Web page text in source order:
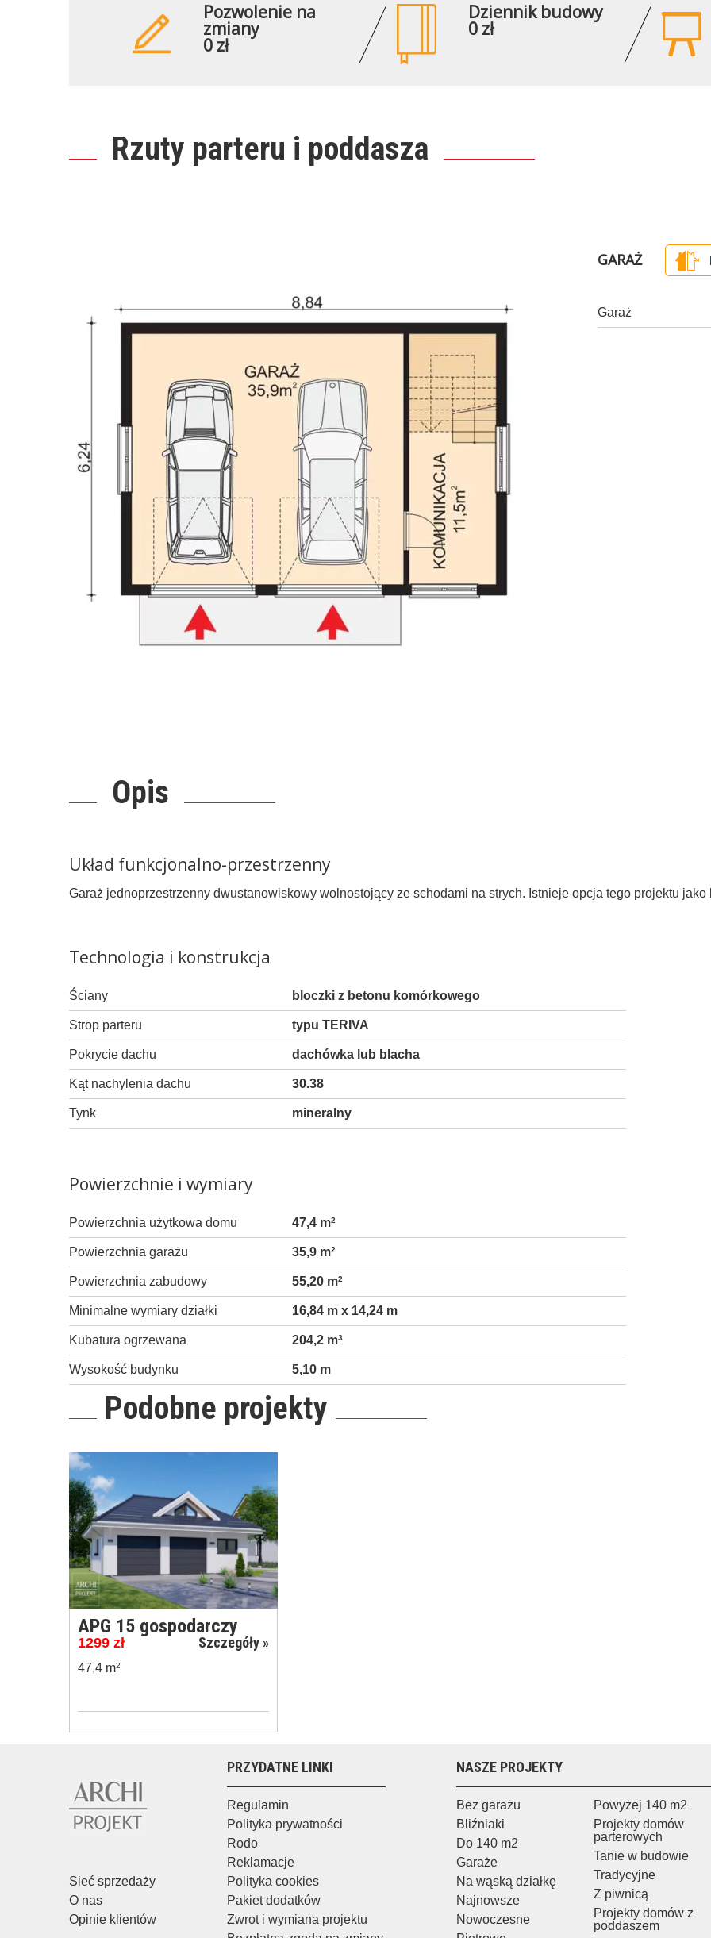
Pozwolenie na
zmiany
0 zł
Dziennik budowy
0 zł
Rzuty parteru i poddasza
GARAŻ
Garaż
Opis
Układ funkcjonalno-przestrzenny
Garaż jednoprzestrzenny dwustanowiskowy wolnostojący ze schodami na strych. Istnieje opcja tego projektu jako
Technologia i konstrukcja
Ściany bloczki z betonu komórkowego
Strop parteru typu TERIVA
Pokrycie dachu dachówka lub blacha
Kąt nachylenia dachu 30.38
Tynk mineralny
Powierzchnie i wymiary
Powierzchnia użytkowa domu 47,4 m2
Powierzchnia garażu 35,9 m2
Powierzchnia zabudowy 55,20 m2
Minimalne wymiary działki 16,84 m x 14,24 m
Kubatura ogrzewana 204,2 m3
Wysokość budynku 5,10 m
Podobne projekty
APG 15 gospodarczy
1299 zł Szczegóły »
47,4 m2
Sieć sprzedaży
O nas
Opinie klientów
PRZYDATNE LINKI
Regulamin
Polityka prywatności
Rodo
Reklamacje
Polityka cookies
Pakiet dodatków
Zwrot i wymiana projektu
NASZE PROJEKTY
Bez garażu
Bliźniaki
Do 140 m2
Garaże
Na wąską działkę
Najnowsze
Nowoczesne
Powyżej 140 m2
Projekty domów
parterowych
Tanie w budowie
Tradycyjne
Z piwnicą
Projekty domów z
poddaszem